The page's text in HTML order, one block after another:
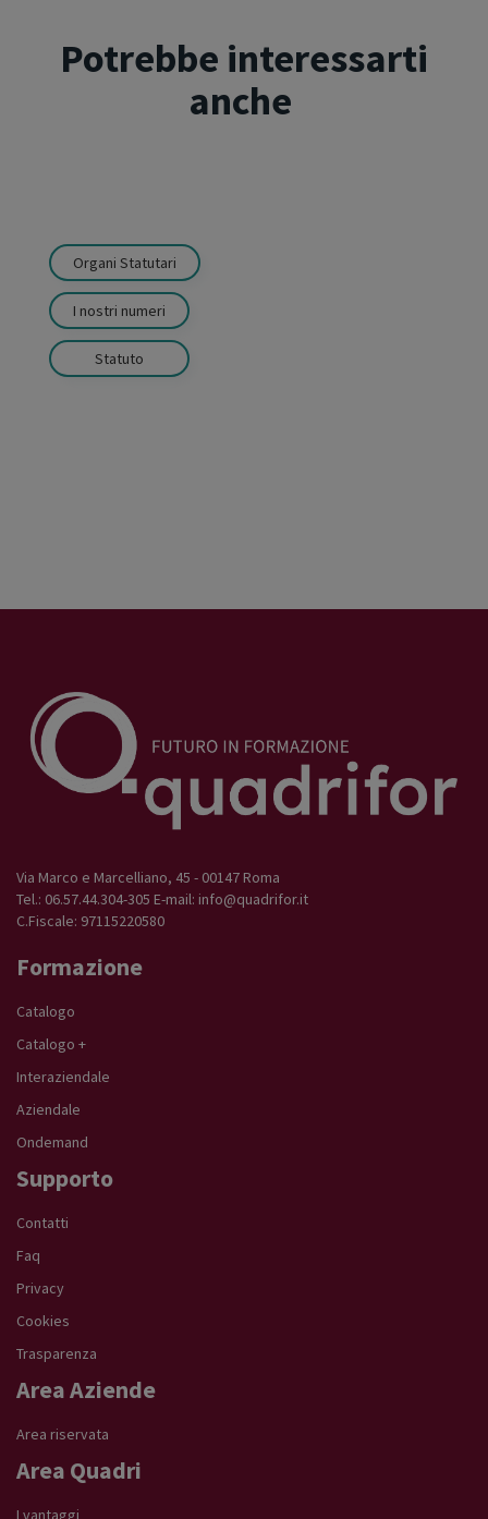
Potrebbe interessarti
anche
Organi Statutari
I nostri numeri
Statuto
Via Marco e Marcelliano, 45 - 00147 Roma
Tel.: 06.57.44.304-305 E-mail: info@quadrifor.it
C.Fiscale: 97115220580
Formazione
Catalogo
Catalogo +
Interaziendale
Aziendale
Ondemand
Supporto
Contatti
Faq
Privacy
Cookies
Trasparenza
Area Aziende
Area riservata
Area Quadri
I vantaggi